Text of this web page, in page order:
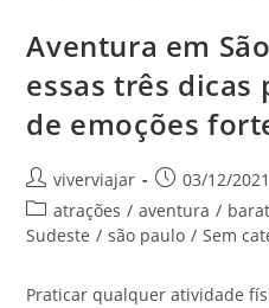
Aventura em
essas três dicas
de emoções
Autor
do
post:
viverviajar
Post
publicado:
03/12/2021
Categoria
do
atrações / aventura /
Sudeste / são paulo / Sem
Praticar qualquer atividade